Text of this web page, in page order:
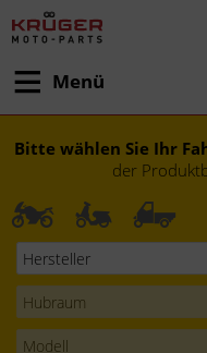
Menü
Bitte wählen Sie Ihr
der